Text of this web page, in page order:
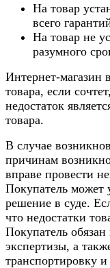
На товар
всего
На товар не
разумного
Интернет-магазин
товара, если
недостаток
товара.
В случае
причинам
вправе провести
Покупатель может
решение в суде.
что недостатки
Покупатель
экспертизы, а
транспортировку